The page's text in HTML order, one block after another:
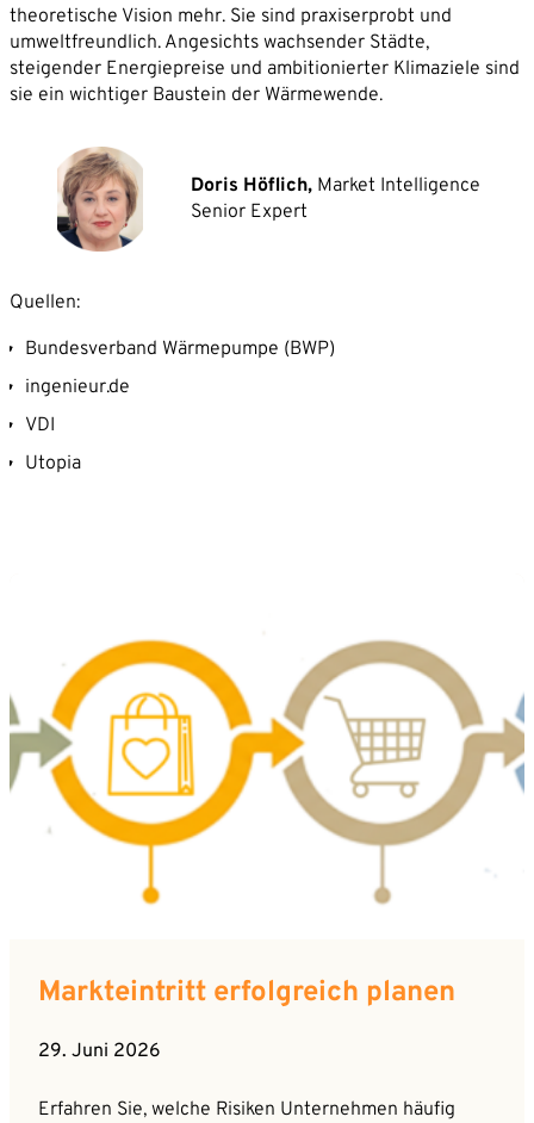
theoretische Vision mehr. Sie sind praxiserprobt und
umweltfreundlich. Angesichts wachsender Städte,
steigender Energiepreise und ambitionierter Klimaziele sind
sie ein wichtiger Baustein der Wärmewende.
Doris Höflich, Market Intelligence
Senior Expert
Quellen:
Bundesverband Wärmepumpe (BWP)
ingenieur.de
VDI
Utopia
Markteintritt erfolgreich planen
29. Juni 2026
Erfahren Sie, welche Risiken Unternehmen häufig